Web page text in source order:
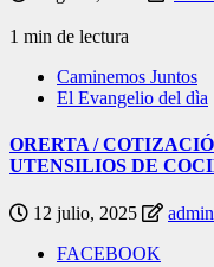
1 min de lectura
Caminemos Juntos
El Evangelio del dìa
ORERTA /
UTENSILIOS DE
12 julio, 2025
FACEBOOK